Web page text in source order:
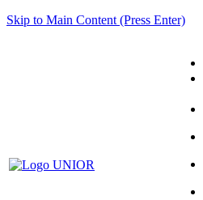
Skip to Main Content (Press Enter)